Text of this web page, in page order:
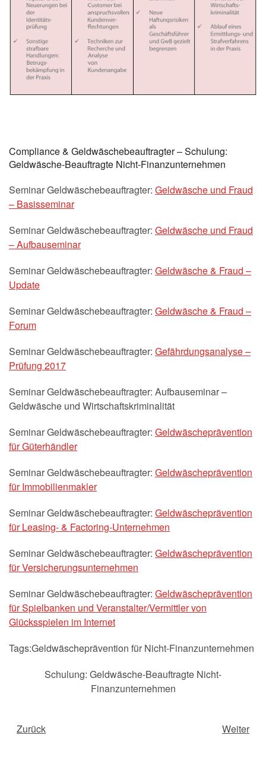
Compliance & Geldwäschebeauftragter – Schulung:
Geldwäsche-Beauftragte Nicht-Finanzunternehmen
Seminar Geldwäschebeauftragter: Geldwäsche und Fraud
– Basisseminar
Seminar Geldwäschebeauftragter: Geldwäsche und Fraud
– Aufbauseminar
Seminar Geldwäschebeauftragter: Geldwäsche & Fraud –
Update
Seminar Geldwäschebeauftragter: Geldwäsche & Fraud –
Forum
Seminar Geldwäschebeauftragter: Gefährdungsanalyse –
Prüfung 2017
Seminar Geldwäschebeauftragter: Aufbauseminar –
Geldwäsche und Wirtschaftskriminalität
Seminar Geldwäschebeauftragter: Geldwäscheprävention
für Güterhändler
Seminar Geldwäschebeauftragter: Geldwäscheprävention
für Immobilienmakler
Seminar Geldwäschebeauftragter: Geldwäscheprävention
für Leasing- & Factoring-Unternehmen
Seminar Geldwäschebeauftragter: Geldwäscheprävention
für Versicherungsunternehmen
Seminar Geldwäschebeauftragter: Geldwäscheprävention
für Spielbanken und Veranstalter/Vermittler von
Glücksspielen im Internet
Tags:Geldwäscheprävention für Nicht-Finanzunternehmen
Schulung: Geldwäsche-Beauftragte Nicht-
Finanzunternehmen
Zurück Weiter